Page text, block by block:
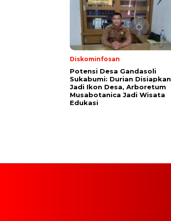
Diskominfosan
Potensi Desa Gandasoli
Sukabumi: Durian Disiapkan
Jadi Ikon Desa, Arboretum
Musabotanica Jadi Wisata
Edukasi